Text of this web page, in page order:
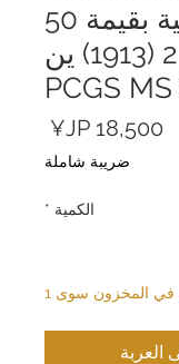
عملة فضية بقيمة 50
سينًا تايشو 2 (1913) ين
ضريبة شاملة
الكمية *
في المخزون سوى 1
العربة